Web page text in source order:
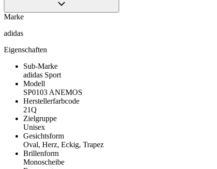
Marke
adidas
Eigenschaften
Sub-Marke
adidas Sport
Modell
SP0103 ANEMOS
Herstellerfarbcode
21Q
Zielgruppe
Unisex
Gesichtsform
Oval, Herz, Eckig, Trapez
Brillenform
Monoscheibe